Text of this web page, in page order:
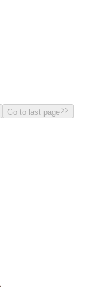
Go to last page